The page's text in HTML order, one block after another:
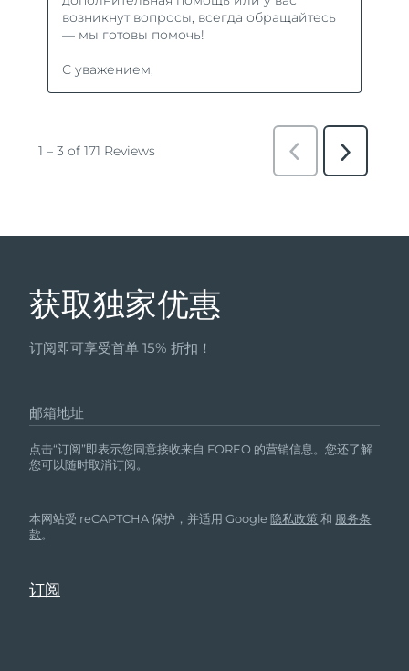
获取独家优惠
订阅即可享受首单 15% 折扣！
邮箱地址
点击“订阅”即表示您同意接收来自 FOREO 的营销信息。您还了解
您可以随时取消订阅。
本网站受 reCAPTCHA 保护，并适用 Google隐私政策 和 服务条
款。